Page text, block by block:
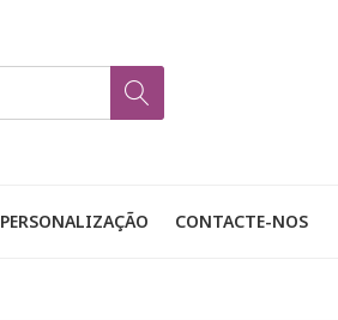
PERSONALIZAÇÃO CONTACTE-NOS